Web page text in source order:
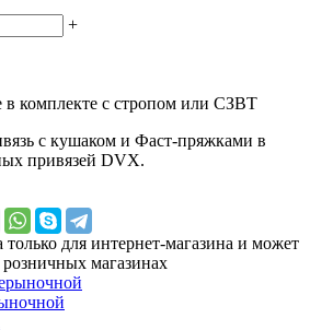
+
в комплекте с стропом или СЗВТ
с кушаком и Фаст-пряжками в
привязей DVX.
только для интернет-магазина и может
розничных магазинах